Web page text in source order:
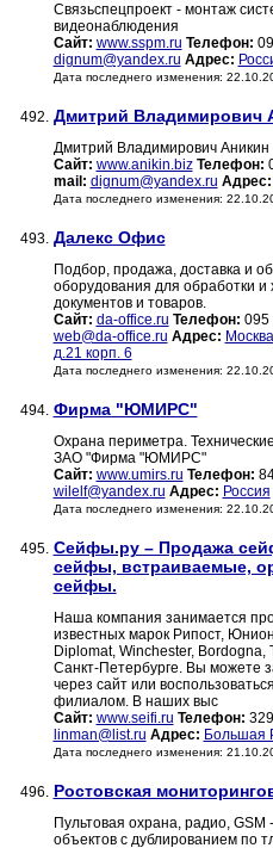
Связьспецпроект - монтаж
видеонаблюдения
Сайт: www.sspm.ru Телефон:
dignum@yandex.ru Адрес:
Дата последнего изменения:
492. Дмитрий Владимирович
Дмитрий Владимирович Аникин
Сайт: www.anikin.biz Телефон:
mail: dignum@yandex.ru Адрес:
Дата последнего изменения:
493. Далекс Офис
Подбор, продажа, доставка и
оборудования для обработки и
документов и товаров.
Сайт: da-office.ru Телефон: 095
web@da-office.ru Адрес:
д.21 корп. 6
Дата последнего изменения:
494. Фирма "ЮМИРС"
Охрана периметра.
ЗАО "Фирма "ЮМИРС"
Сайт: www.umirs.ru Телефон:
wilelf@yandex.ru Адрес: Россия
Дата последнего изменения:
495. Сейфы.ру – Продажа
сейфы, встраиваемые,
сейфы.
Наша компания занимается
известных марок Рипост,
Diplomat, Winchester, Bordogna,
Санкт-Петербурге. Вы можете
через сайт или
филиалом. В наших выс
Сайт: www.seifi.ru Телефон:
linman@list.ru Адрес: Большая
Дата последнего изменения:
496. Ростовская
Пультовая охрана, радио, GSM
объектов с дублированием по